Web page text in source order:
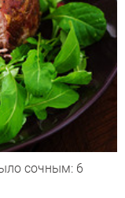
сочным: 6